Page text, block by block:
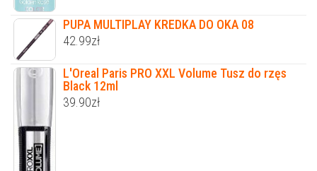
PUPA MULTIPLAY KREDKA DO OKA 08
42.99zł
L'Oreal Paris PRO XXL Volume Tusz do rzęs
Black 12ml
39.90zł